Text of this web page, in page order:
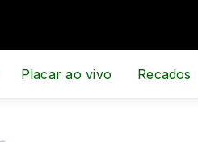
Placar ao vivo Recados